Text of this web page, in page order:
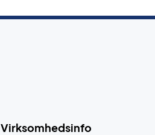
Virksomhedsinfo